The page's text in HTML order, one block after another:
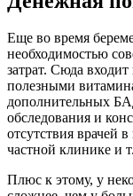
Еще во время
необходимостью
затрат. Сюда
полезными
дополнительных
обследования и
отсутствия врачей
частной клинике и
Плюс к этому, у